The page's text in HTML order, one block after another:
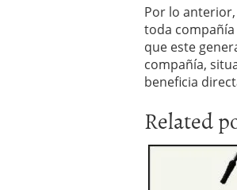
Por lo
toda
que este
compañía,
beneficia
Related